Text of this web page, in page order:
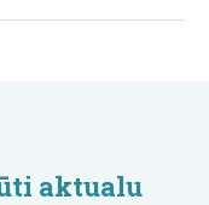
aktualu